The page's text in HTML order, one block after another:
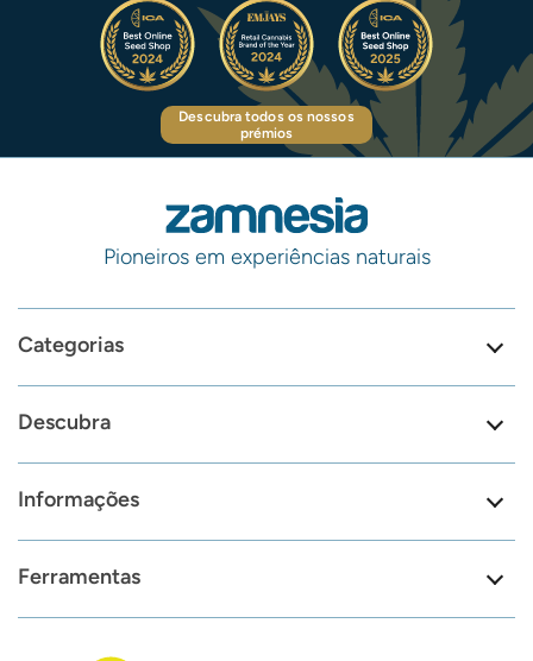
Descubra todos os nossos
prémios
Pioneiros em experiências naturais
Categorias
Descubra
Informações
Ferramentas